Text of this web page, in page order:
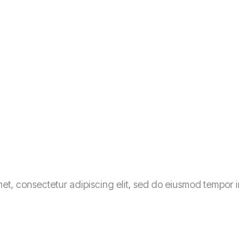
consectetur adipiscing elit, sed do eiusmod tempor